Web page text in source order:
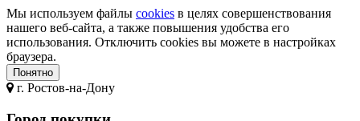
Мы используем файлы cookies в целях совершенствования
нашего веб-сайта, а также повышения удобства его
использования. Отключить cookies вы можете в настройках
браузера.
Понятно
г. Ростов-на-Дону